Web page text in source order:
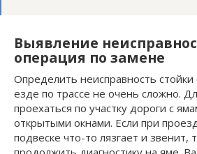
Выявление
операция по замене
Определить неисправность стойки
езде по трассе не очень сложно.
проехаться по участку дороги с
открытыми окнами. Если при
подвеске что-то лязгает и звенит,